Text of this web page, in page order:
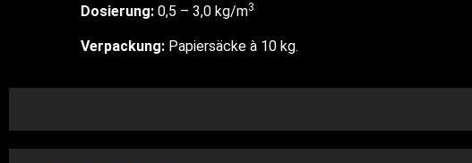
Dosierung: 0,5 – 3,0 kg/m3
Verpackung: Papiersäcke à 10 kg.